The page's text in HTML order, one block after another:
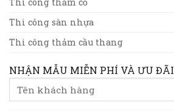
Thi công sàn nhựa
Thi công thảm cầu thang
NHẬN MẪU MIỄN PHÍ VÀ ƯU ĐÃI